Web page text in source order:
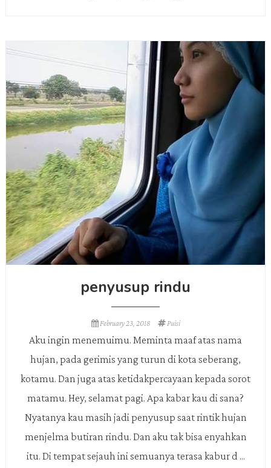
penyusup rindu
February 23, 2018 Puisi
Aku ingin menemuimu. Meminta maaf atas nama
hujan, pada gerimis yang turun di kota seberang,
kotamu. Dan juga atas ketidakpercayaan kepada sorot
matamu. Hey, selamat pagi. Apa kabar kau di sana?
Nyatanya kau masih jadi penyusup saat rintik hujan
menjelma butiran rindu. Dan aku tak bisa enyahkan
itu. Di tempat sejauh ini semuanya terasa kabur d ...